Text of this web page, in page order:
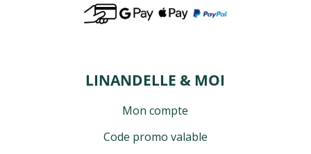
LINANDELLE & MOI
Mon compte
Code promo valable